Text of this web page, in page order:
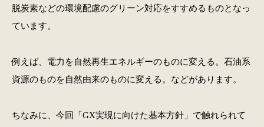
脱炭素などの環境配慮のグリーン対応をすすめるものとなっ
ています。
例えば、電力を自然再生エネルギーのものに変える。石油系
資源のものを自然由来のものに変える。などがあります。
ちなみに、今回「GX実現に向けた基本方針」で触れられて